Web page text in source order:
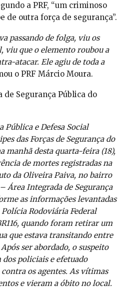
a PRF, “um criminoso
de outra força de segurança”.
passando de folga, viu os
viu que o elemento roubou a
atacar. Ele agiu de toda a
o PRF Márcio Moura.
de Segurança Pública do
Pública e Defesa Social
das Forças de Segurança do
manhã desta quarta-feira (18),
de mortes registradas na
da Oliveira Paiva, no bairro
Área Integrada de Segurança
as informações levantadas
Rodoviária Federal
quando foram retirar um
que estava transitando entre
ser abordado, o suspeito
policiais e efetuado
os agentes. As vítimas
e vieram a óbito no local.